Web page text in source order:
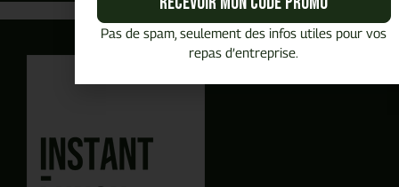
Vous avez commencé un panier,
Vous souhaitez générer un devis PDF
En autonomie et rapidement ?
J'obtiens mon devis en ligne
en quelques clics
Besoin de plus d'information ?
Vous préférezêtre
recontacté.E
Planifier un rendez-vous
avec un commercial
Pas de spam, seulement des infos utiles pour vos
repas d’entreprise.